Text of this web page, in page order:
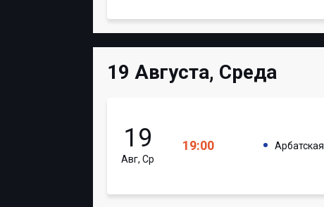
19 Августа, Среда
19
Авг, Ср
19:00 Арбатская